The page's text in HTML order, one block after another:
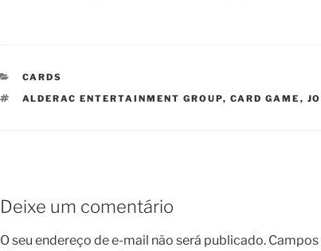
CATEGORIAS
CARDS
TAGS
ALDERAC ENTERTAINMENT GROUP, CARD GAME ,
Deixe um comentário
O seu endereço de e-mail não será publicado.